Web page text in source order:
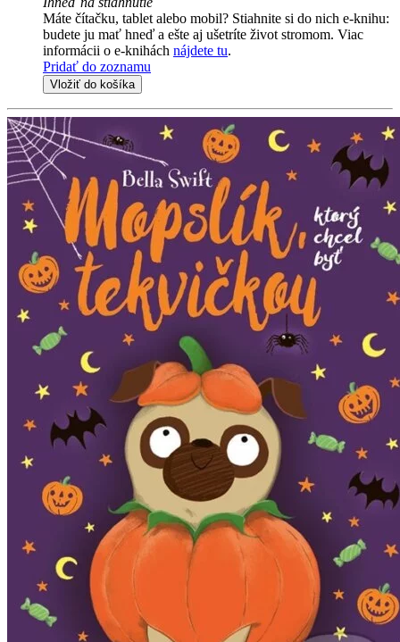
Máte čítačku, tablet alebo mobil? Stiahnite si do nich e-knihu:
budete ju mať hneď a ešte aj ušetríte život stromom. Viac
informácii o e-knihách nájdete tu.
Pridať do zoznamu
Vložiť do košíka